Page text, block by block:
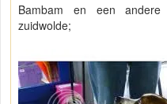
Bambam en een
zuidwolde;